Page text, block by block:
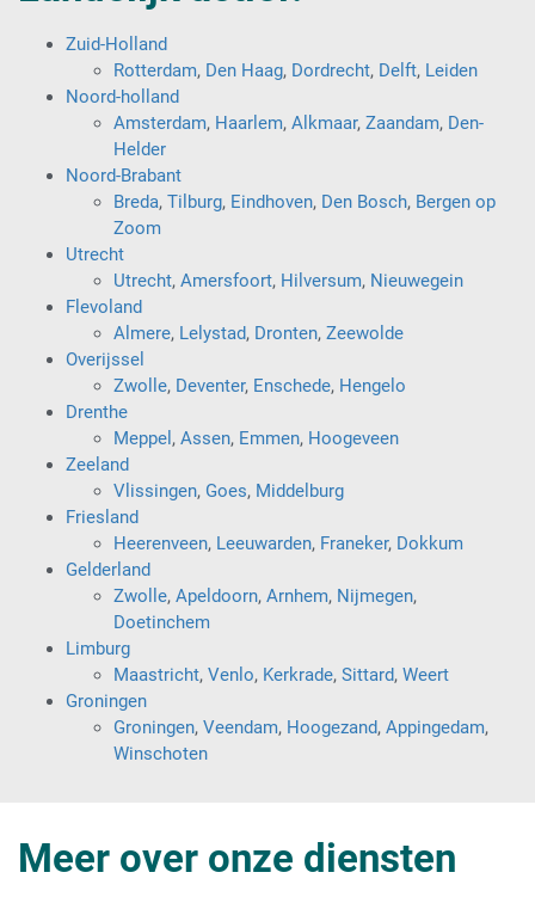
Zuid-Holland
Rotterdam, Den Haag, Dordrecht, Delft, Leiden
Noord-holland
Amsterdam, Haarlem, Alkmaar, Zaandam, Den-
Helder
Noord-Brabant
Breda, Tilburg, Eindhoven, Den Bosch, Bergen op
Zoom
Utrecht
Utrecht, Amersfoort, Hilversum, Nieuwegein
Flevoland
Almere, Lelystad, Dronten, Zeewolde
Overijssel
Zwolle, Deventer, Enschede, Hengelo
Drenthe
Meppel , Assen, Emmen, Hoogeveen
Zeeland
Vlissingen, Goes, Middelburg
Friesland
Heerenveen, Leeuwarden, Franeker, Dokkum
Gelderland
Zwolle, Apeldoorn, Arnhem, Nijmegen,
Doetinchem
Limburg
Maastricht, Venlo, Kerkrade, Sittard, Weert
Groningen
Groningen, Veendam, Hoogezand, Appingedam,
Winschoten
Meer over onze diensten